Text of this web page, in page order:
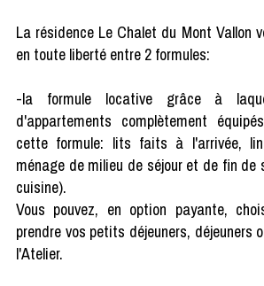
La résidence Le Chalet du Mont Vallon
en toute liberté entre 2 formules:
-la formule locative grâce à
d'appartements complètement
cette formule: lits faits à l'arrivée,
ménage de milieu de séjour et de fin de
cuisine).
Vous pouvez, en option payante,
prendre vos petits déjeuners, déjeuners
l'Atelier.